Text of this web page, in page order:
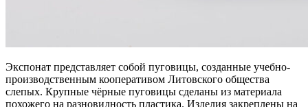
Экспонат представляет собой пуговицы, созданные учебно-
производственным кооперативом Литовского общества
слепых. Крупные чёрные пуговицы сделаны из материала
похожего на разновидность пластика. Изделия закреплены на